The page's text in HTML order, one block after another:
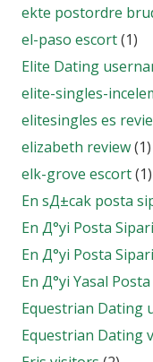
ekte postordre
el-paso escort(1)
Elite Dating
elite-singles-
elitesingles es
elizabeth review(1)
elk-grove escort(1)
En sД±cak posta
En Д°yi Posta
En Д°yi Posta
En Д°yi Yasal
Equestrian Dating
Equestrian Dating